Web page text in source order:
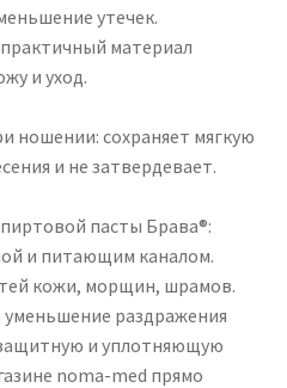
утечек.
материал
и уход.
сохраняет мягкую
и не затвердевает.
пасты Брава®:
и питающим каналом.
кожи, морщин, шрамов.
раздражения
и уплотняющую
noma-med прямо